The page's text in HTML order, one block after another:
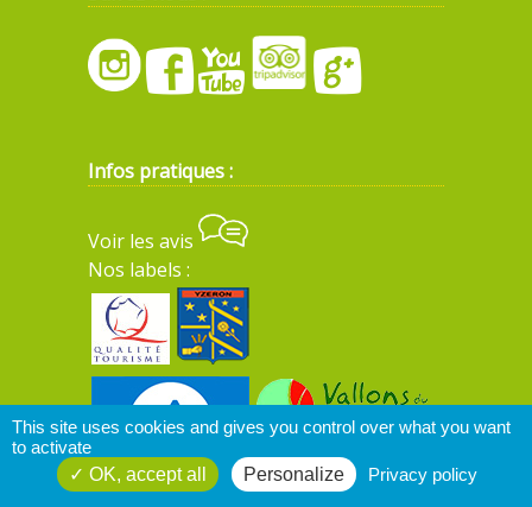
Infos pratiques :
Voir les avis
Nos labels :
This site uses cookies and gives you control over what you want
to activate
OK, accept all
Personalize Privacy policy